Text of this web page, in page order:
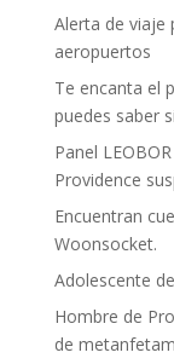
Alerta de viaje
aeropuertos
Te encanta el
puedes saber
Panel
Providence
Encuentran
Woonsocket.
Adolescente
Hombre de
de